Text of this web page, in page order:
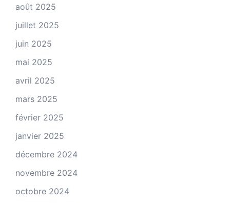
août 2025
juillet 2025
juin 2025
mai 2025
avril 2025
mars 2025
février 2025
janvier 2025
décembre 2024
novembre 2024
octobre 2024